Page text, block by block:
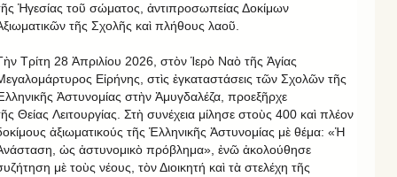
Ἡγεσίας τοῦ σώματος, ἀντιπροσωπείας Δοκίμων
τῆς Σχολῆς καὶ πλήθους λαοῦ.
Τρίτη 28 Ἀπριλίου 2026, στὸν Ἱερὸ Ναὸ τῆς Ἁγίας
Εἰρήνης, στὶς ἐγκαταστάσεις τῶν Σχολῶν τῆς
Ἀστυνομίας στὴν Ἀμυγδαλέζα, προεξῆρχε
Θείας Λειτουργίας. Στὴ συνέχεια μίλησε στοὺς 400 καὶ πλέον
ἀξιωματικούς τῆς Ἑλληνικῆς Ἀστυνομίας μὲ θέμα: «Ἡ
ὡς ἀστυνομικὸ πρόβλημα», ἐνῶ ἀκολούθησε
μὲ τοὺς νέους, τὸν Διοικητή καὶ τὰ στελέχη τῆς